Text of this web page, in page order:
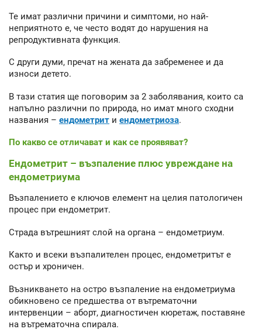
Те имат различни причини и симптоми, но най-
неприятното е, че често водят до нарушения на
репродуктивната функция.
С други думи, пречат на жената да забременее и да
износи детето.
В тази статия ще поговорим за 2 заболявания, които са
напълно различни по природа, но имат много сходни
названия – ендометрит и ендометриоза.
По какво се отличават и как се проявяват?
Ендометрит – възпаление плюс увреждане на
ендометриума
Възпалението е ключов елемент на целия патологичен
процес при ендометрит.
Страда вътрешният слой на органа – ендометриум.
Както и всеки възпалителен процес, ендометритът е
остър и хроничен.
Възникването на остро възпаление на ендометриума
обикновено се предшества от вътрематочни
интервенции – аборт, диагностичен кюретаж, поставяне
на вътрематочна спирала.